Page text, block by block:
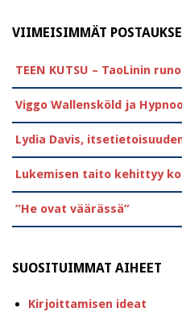
VIIMEISIMMÄT
TEEN KUTSU – TaoLinin
Viggo Wallensköld ja
Lydia Davis,
Lukemisen taito kehittyy
”He ovat väärässä”
SUOSITUIMMAT AIHEET
Kirjoittamisen ideat